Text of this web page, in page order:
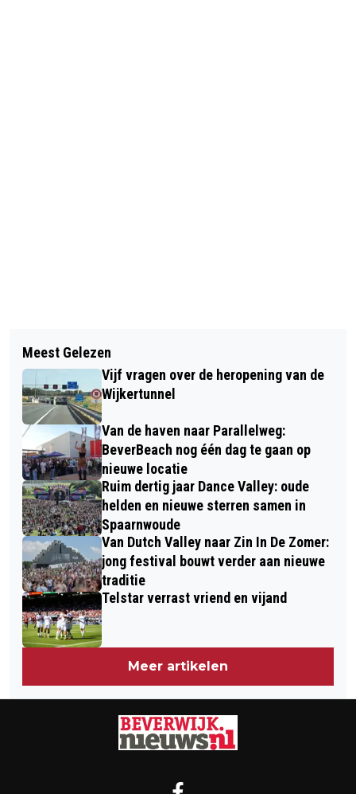
VAN HOEK TOT HELDER: WINDRAAM
OPEN VOOR LANGSTE
KITESURFTOCHT TER WERELD
OOIEVAARS HEBBEN GEEN PALEN
MEER NODIG
Meest Gelezen
Vijf vragen over de heropening van de
Wijkertunnel
Van de haven naar Parallelweg:
BeverBeach nog één dag te gaan op
nieuwe locatie
Ruim dertig jaar Dance Valley: oude
helden en nieuwe sterren samen in
Spaarnwoude
Van Dutch Valley naar Zin In De Zomer:
jong festival bouwt verder aan nieuwe
traditie
Telstar verrast vriend en vijand
Meer artikelen